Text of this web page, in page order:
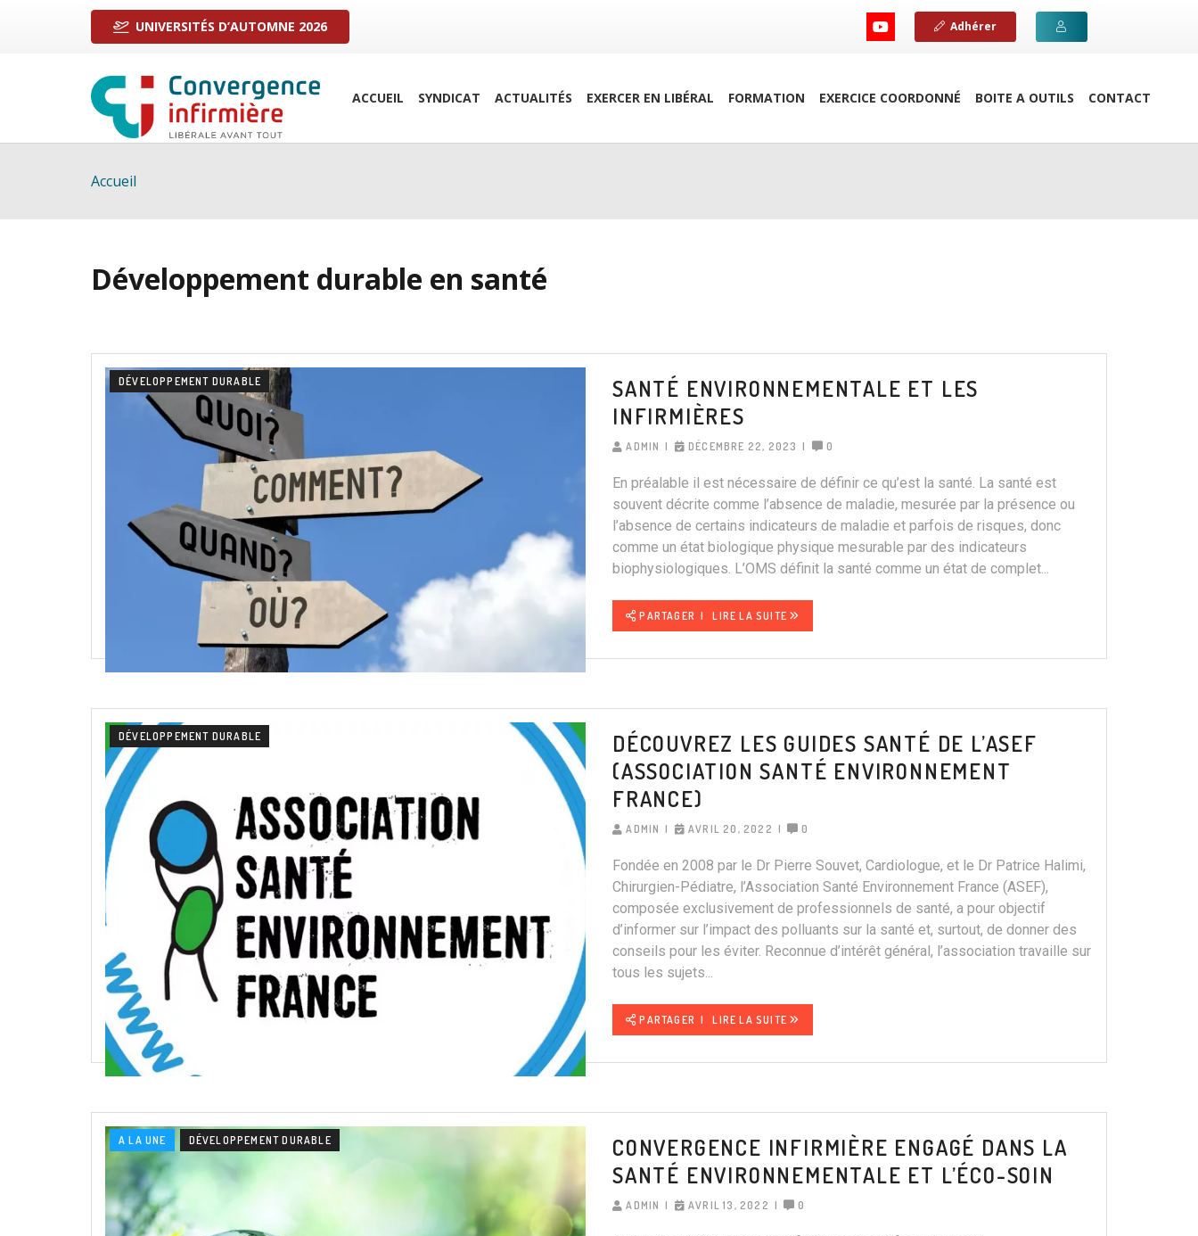
UNIVERSITÉS D’AUTOMNE 2026 Adhérer
ACCUEIL SYNDICAT ACTUALITÉS EXERCER EN LIBÉRAL FORMATION EXERCICE COORDONNÉ BOITE A OUTILS CONTACT
Accueil
Développement durable en santé
DÉVELOPPEMENT DURABLE
SANTÉ ENVIRONNEMENTALE ET LES
INFIRMIÈRES
ADMIN DÉCEMBRE 22, 2023 0
En préalable il est nécessaire de définir ce qu’est la santé. La santé est
souvent décrite comme l’absence de maladie, mesurée par la présence ou
l’absence de certains indicateurs de maladie et parfois de risques, donc
comme un état biologique physique mesurable par des indicateurs
biophysiologiques. L’OMS définit la santé comme un état de complet...
PARTAGER LIRE LA SUITE
DÉVELOPPEMENT DURABLE
DÉCOUVREZ LES GUIDES SANTÉ DE L’ASEF
(ASSOCIATION SANTÉ ENVIRONNEMENT
FRANCE)
ADMIN AVRIL 20, 2022 0
Fondée en 2008 par le Dr Pierre Souvet, Cardiologue, et le Dr Patrice Halimi,
Chirurgien-Pédiatre, l’Association Santé Environnement France (ASEF),
composée exclusivement de professionnels de santé, a pour objectif
d’informer sur l’impact des polluants sur la santé et, surtout, de donner des
conseils pour les éviter. Reconnue d’intérêt général, l’association travaille sur
tous les sujets...
PARTAGER LIRE LA SUITE
A LA UNE DÉVELOPPEMENT DURABLE
CONVERGENCE INFIRMIÈRE ENGAGÉ DANS LA
SANTÉ ENVIRONNEMENTALE ET L’ÉCO-SOIN
ADMIN AVRIL 13, 2022 0